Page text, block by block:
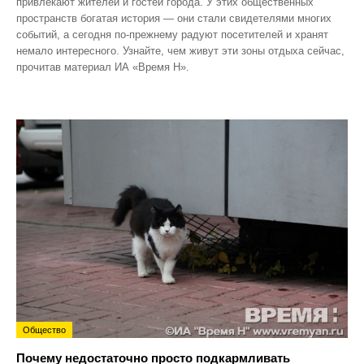
пространств богатая история — они стали свидетелями многих
событий, а сегодня по‑прежнему радуют посетителей и хранят
немало интересного. Узнайте, чем живут эти зоны отдыха сейчас,
прочитав материал ИА «Время Н».
Общество
Почему недостаточно просто подкармливать